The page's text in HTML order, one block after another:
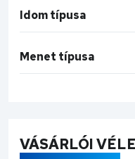
Idom típusa
Menet típusa
VÁSÁRLÓI